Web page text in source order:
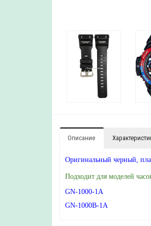
Описание
Оригинальный черный,
Подходит для моделей
GN-1000-1A
GN-1000B-1A